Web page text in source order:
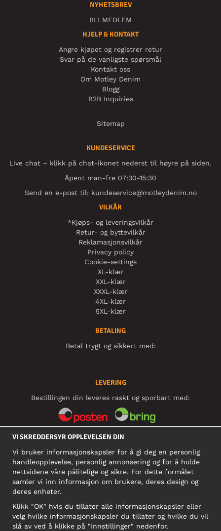
NYHETSBREV
BLI MEDLEM
HJELP & KONTAKT
Angre kjøpet og registrer retur
Svar på de vanligste spørsmål
Kontakt oss
Om Motley Denim
Blogg
B2B Inquiries
Sitemap
KUNDESERVICE
Live chat – klikk på chat-ikonet nederst til høyre på siden.
Åpent man-fre 07:30-15:30
Send en e-post til: kundeservice@motleydenim.no
VILKÅR
*Kjøps- og leveringsvilkår
Retur- og byttevilkår
Reklamasjonsvilkår
Privacy policy
Cookie-settings
XL-klær
XXL-klær
XXXL-klær
4XL-klær
5XL-klær
BETALING
Betal trygt og sikkert med:
LEVERING
Bestillingen din leveres raskt og sporbart med:
SOSIALE MEDIER
BEDRIFT
911 891 581 MVA
NB! Ikke bruk denne adressen til å sende produkter i retur!
VI SKREDDERSYR OPPLEVELSEN DIN
Vi bruker informasjonskapsler for å gi deg en personlig
handleopplevelse, personlig annonsering og for å holde
nettsidene våre pålitelige og sikre. For dette formålet
samler vi inn informasjon om brukere, deres design og
deres enheter.
Klikk "OK" hvis du tillater alle informasjonskapsler eller
velg hvilke informasjonskapsler du tillater og hvilke du vil
slå av ved å klikke på "Innstillinger" nedenfor.